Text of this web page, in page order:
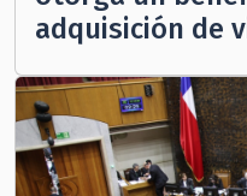
adquisición de